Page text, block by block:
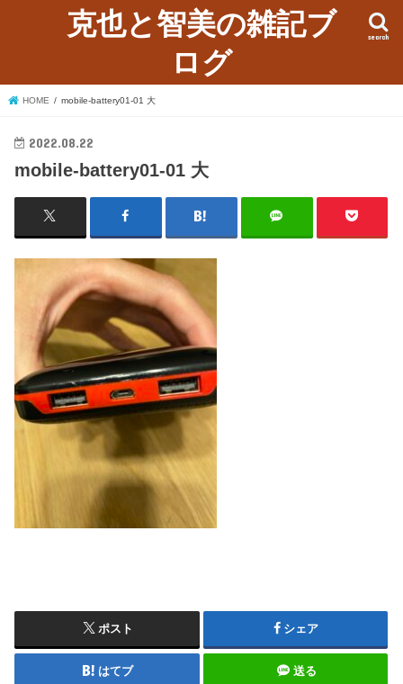
克也と智美の雑記ブ
ログ
search
HOME mobile-battery01-01 大
2022.08.22
mobile-battery01-01 大
ポスト シェア
はてブ 送る